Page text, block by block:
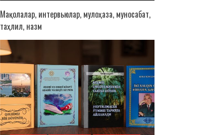
Мақолалар, интервьюлар, мулоҳаза, муносабат,
таҳлил, назм